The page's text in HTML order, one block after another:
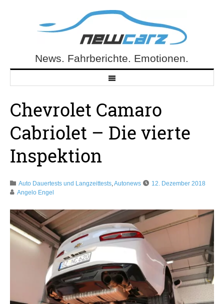
NewCarz.deNews. Fahrberichte. Emotionen.
Chevrolet Camaro
Cabriolet – Die vierte
Inspektion
Auto Dauertests und Langzeittests,Autonews
12. Dezember 2018
Angelo Engel